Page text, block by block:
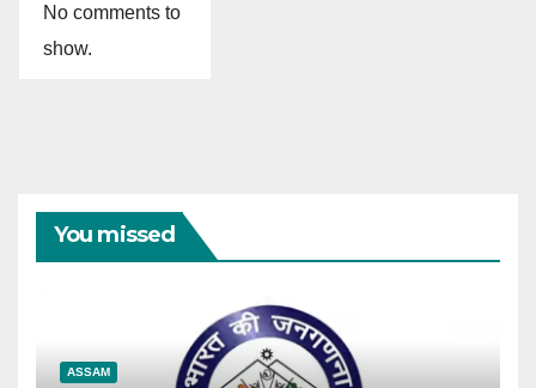
No comments to
show.
You missed
ASSAM